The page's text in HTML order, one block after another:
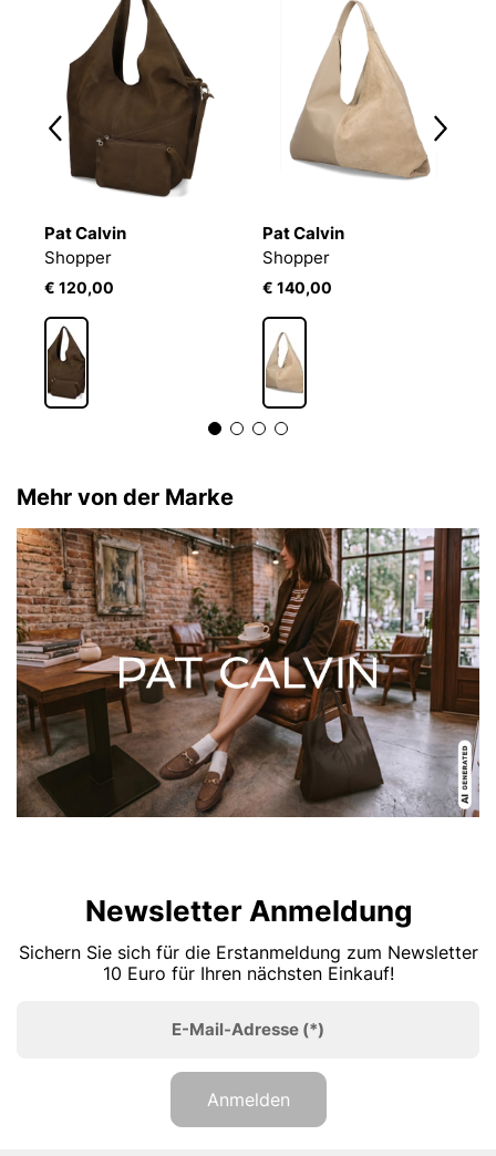
Pat Calvin
Shopper
€ 120,00
Pat Calvin
Shopper
€ 140,00
Mehr von der Marke
Newsletter Anmeldung
Sichern Sie sich für die Erstanmeldung zum Newsletter
10 Euro für Ihren nächsten Einkauf!
E-Mail-Adresse (*)
Anmelden